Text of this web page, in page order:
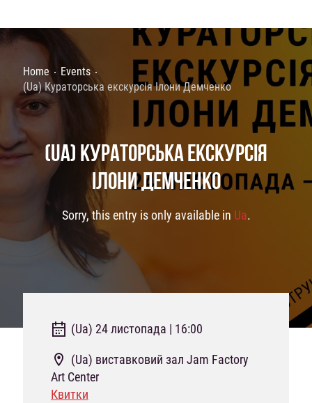
Home
Events
(Ua) Кураторська екскурсія Ілони Демченко
(UA) КУРАТОРСЬКА ЕКСКУРСІЯ
ІЛОНИ ДЕМЧЕНКО
Sorry, this entry is only available in Ua.
(Ua) 24 листопада | 16:00
(Ua) виставковий зал Jam Factory
Art Center
Квитки